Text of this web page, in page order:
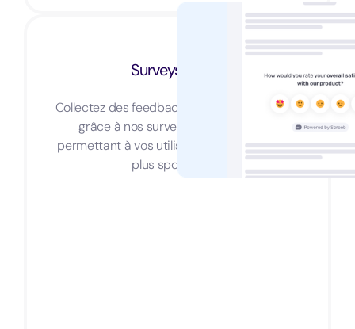
Surveys Vidéo
Collectez des feedbacks encore plus riches
grâce à nos surveys audio et vidéo
permettant à vos utilisateurs d'être encore
plus spontanés.